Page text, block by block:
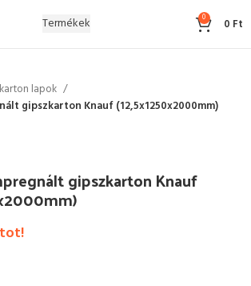
Termékek 0 0 Ft
lapok
gipszkarton Knauf (12,5x1250x2000mm)
gipszkarton Knauf